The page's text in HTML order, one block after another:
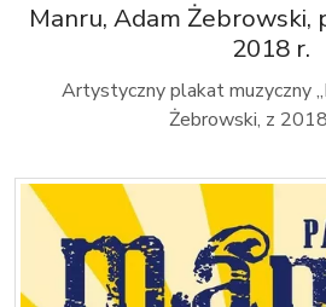
Manru, Adam Żebrowski,
2018 r.
Artystyczny plakat muzyczny
Żebrowski, z